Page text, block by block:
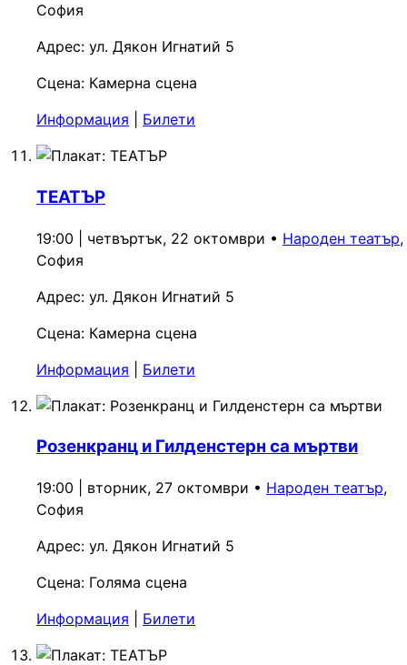
София
Адрес: ул. Дякон Игнатий 5
Сцена: Камерна сцена
Информация
Билети
ТЕАТЪР
19:00 | четвъртък, 22 октомври • Народен театър,
София
Адрес: ул. Дякон Игнатий 5
Сцена: Камерна сцена
Информация
Билети
Розенкранц и Гилденстерн са мъртви
19:00 | вторник, 27 октомври • Народен театър,
София
Адрес: ул. Дякон Игнатий 5
Сцена: Голяма сцена
Информация
Билети